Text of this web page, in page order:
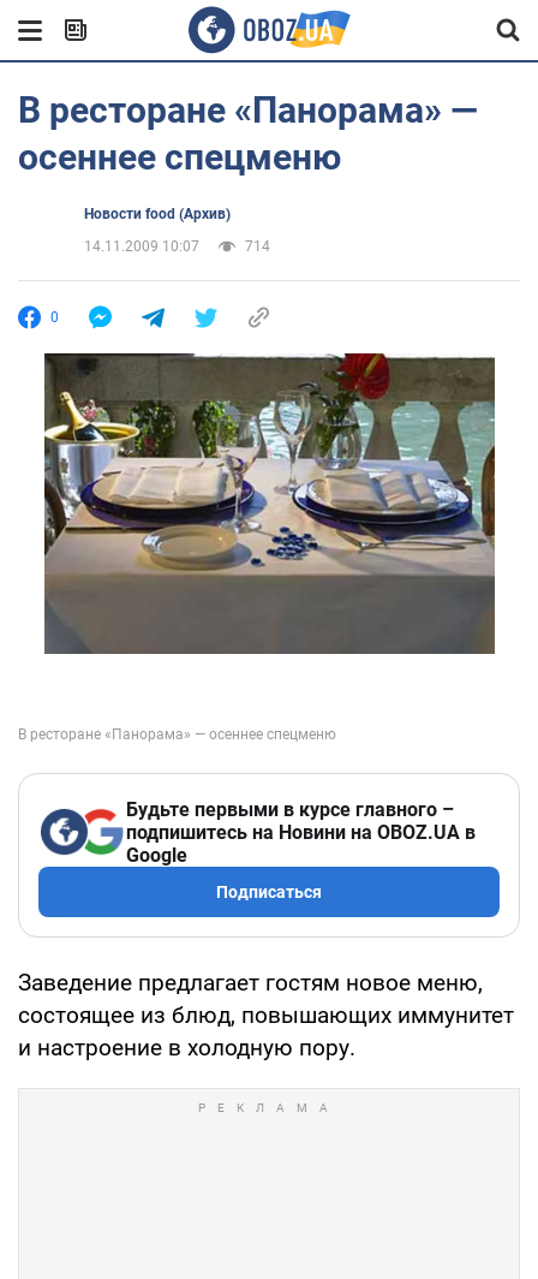
В ресторане «Панорама» —
осеннее спецменю
Новости food (Архив)
14.11.2009 10:07
714
0
Будьте первыми в курсе главного –
подпишитесь на Новини на OBOZ.UA в
Google
Подписаться
Заведение предлагает гостям новое меню,
состоящее из блюд, повышающих иммунитет
и настроение в холодную пору.